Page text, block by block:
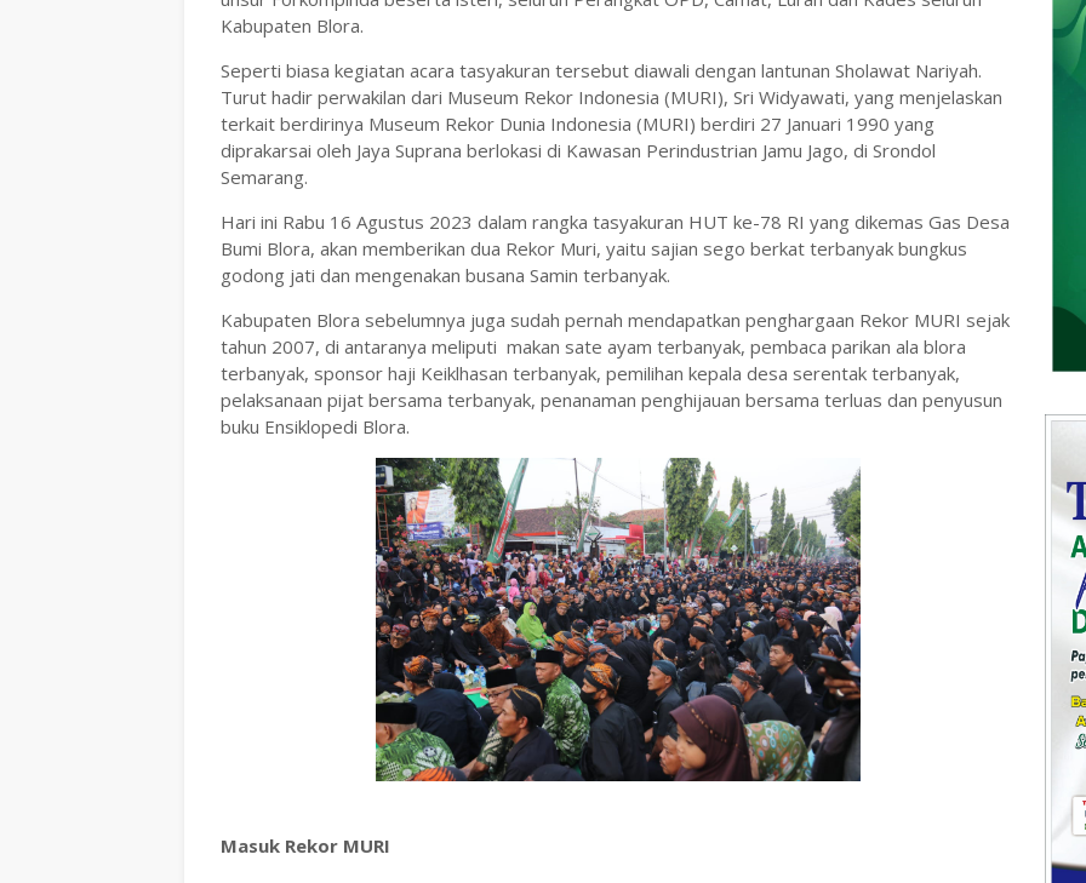
Kabupaten Blora.
Seperti biasa kegiatan acara tasyakuran tersebut diawali dengan lantunan Sholawat Nariyah.
Turut hadir perwakilan dari Museum Rekor Indonesia (MURI), Sri Widyawati, yang menjelaskan
terkait berdirinya Museum Rekor Dunia Indonesia (MURI) berdiri 27 Januari 1990 yang
diprakarsai oleh Jaya Suprana berlokasi di Kawasan Perindustrian Jamu Jago, di Srondol
Semarang.
Hari ini Rabu 16 Agustus 2023 dalam rangka tasyakuran HUT ke-78 RI yang dikemas Gas Desa
Bumi Blora, akan memberikan dua Rekor Muri, yaitu sajian sego berkat terbanyak bungkus
godong jati dan mengenakan busana Samin terbanyak.
Kabupaten Blora sebelumnya juga sudah pernah mendapatkan penghargaan Rekor MURI sejak
tahun 2007, di antaranya meliputi makan sate ayam terbanyak, pembaca parikan ala blora
terbanyak, sponsor haji Keiklhasan terbanyak, pemilihan kepala desa serentak terbanyak,
pelaksanaan pijat bersama terbanyak, penanaman penghijauan bersama terluas dan penyusun
buku Ensiklopedi Blora.
Masuk Rekor MURI